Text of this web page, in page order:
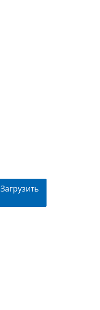
Загрузить